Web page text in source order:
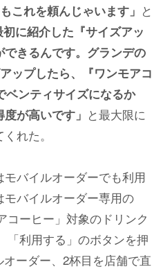
これを頼んじゃいます」 と
初に紹介した『サイズアッ
きるんです。グランデの
ップしたら、『ワンモアコ
ベンティサイズになるか
が高いです」 と最大限に
れた。
バイルオーダーでも利用
バイルオーダー専用の
コーヒー」対象のドリンク
「利用する」のボタンを押
ーダー、2杯目を店舗で直